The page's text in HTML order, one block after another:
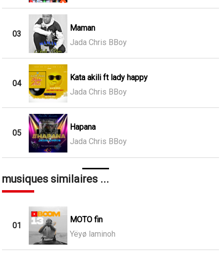
03
Maman
Jada Chris BBoy
04
Kata akili ft lady happy
Jada Chris BBoy
05
Hapana
Jada Chris BBoy
musiques similaires ...
01
MOTO fin
Yëyø laminoh